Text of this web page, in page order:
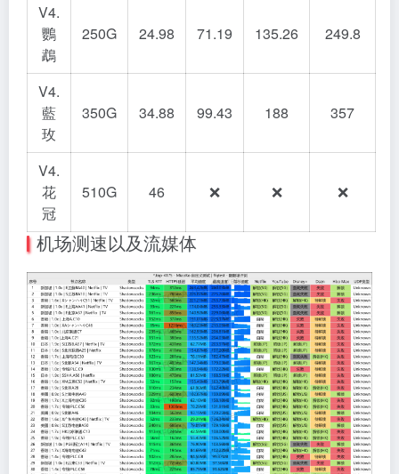
V4.
鸚
鵡
250G 24.98 71.19 135.26 249.8
V4.
藍
玫
350G 34.88 99.43 188 357
V4.
花
冠
510G 46 ❌ ❌ ❌
机场测速以及流媒体